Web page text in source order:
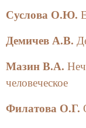
флаворе.
шокотерапии.
позволяет
ему стало
Суслова О.Ю.
Демичев А.В.
Мазин В.А.
человеческое
Филатова О.Г.